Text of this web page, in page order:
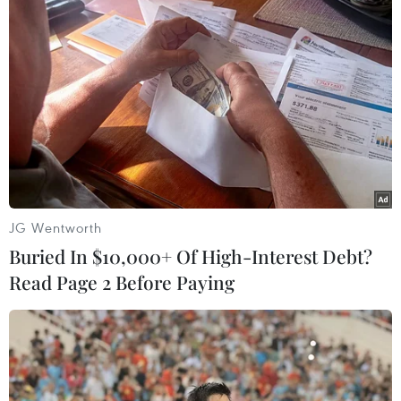
chương Vàng nào.
JG Wentworth
Buried In $10,000+ Of High-Interest Debt?
Read Page 2 Before Paying